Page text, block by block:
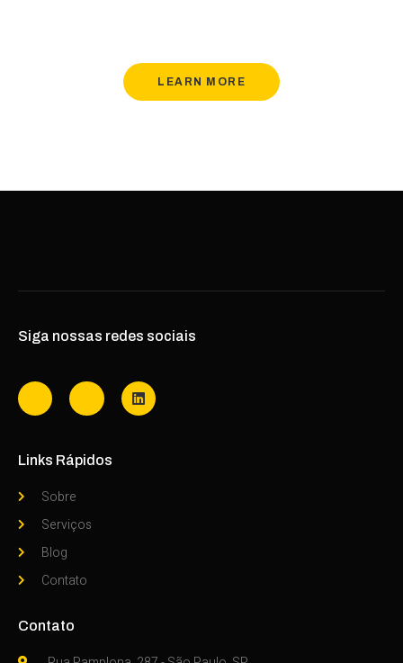
LEARN MORE
Siga nossas redes sociais
Links Rápidos
Sobre
Serviços
Blog
Contato
Contato